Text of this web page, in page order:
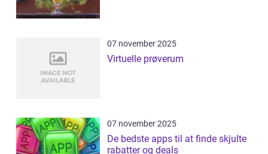
07 november 2025
Virtuelle prøverum
07 november 2025
De bedste apps til at finde skjulte
rabatter og deals